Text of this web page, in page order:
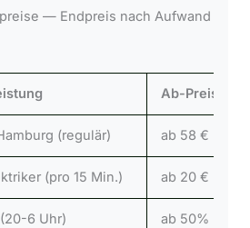
— Endpreis nach Aufwand
Ab-Preis
(regulär) ab 58 €
(pro 15 Min.) ab 20 €
6 Uhr) ab 50%